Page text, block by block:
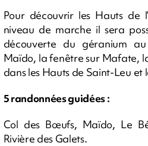
Pour découvrir les Hauts de
niveau de marche il sera
découverte du géranium
Maïdo, la fenêtre sur Mafate,
dans les Hauts de Saint-Leu et
5 randonnées guidées :
Col des Bœufs, Maïdo, Le
Rivière des Galets.